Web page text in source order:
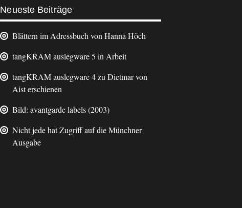
Neueste Beiträge
Blättern im Adressbuch von Hanna Höch
tangKRAM auslegware 5 in Arbeit
tangKRAM auslegware 4 zu Dietmar von
Aist erschienen
Bild: avantgarde labels (2003)
Nicht jede hat Zugriff auf die Münchner
Ausgabe